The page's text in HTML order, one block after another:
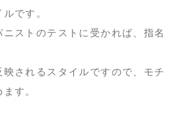
です。
ニストのテストに受かれば、指名
されるスタイルですので、モチ
す。